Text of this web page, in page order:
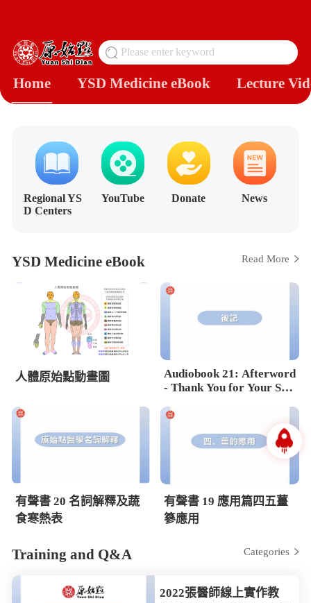
Please enter keyword
Home YSD Medicine eBook Lecture
Regional YS
D Centers
YouTube Donate News
YSD Medicine eBook Read More
人體原始點動畫圖
Audiobook 21: Afterword
- Thank You for Your Sup
有聲書 20 名詞解釋及蔬
食寒熱表
有聲書 19 應用篇四五薑
篸應用
Training and Q&A Categories
2022張醫師線上實作教